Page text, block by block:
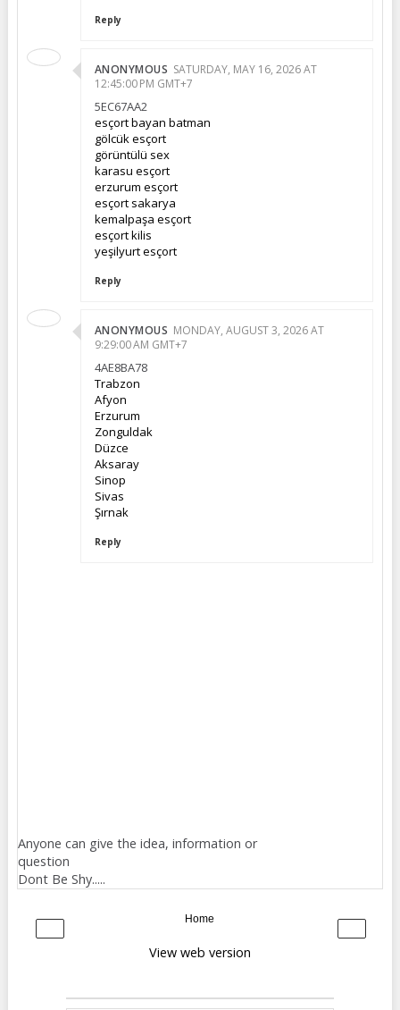
Reply
ANONYMOUS SATURDAY, MAY 16, 2026 AT
12:45:00 PM GMT+7
5EC67AA2
esçort bayan batman
gölcük esçort
görüntülü sex
karasu esçort
erzurum esçort
esçort sakarya
kemalpaşa esçort
esçort kilis
yeşilyurt esçort
Reply
ANONYMOUS MONDAY, AUGUST 3, 2026 AT
9:29:00 AM GMT+7
4AE8BA78
Trabzon
Afyon
Erzurum
Zonguldak
Düzce
Aksaray
Sinop
Sivas
Şırnak
Reply
Anyone can give the idea, information or
question
Dont Be Shy.....
‹ ›
Home
View web version